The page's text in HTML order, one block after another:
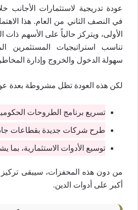
في النصف الثاني من العام. هذا
الأولى، ويتركز حالياً على الأسهم ذات
تناسب استراتيجيات
سهولة الدخول والخروج وإدارة
لكن هذه العودة تظل مشروطة بعدة
تسريع برنامج الطروحات
طرح شركات جديدة بقطاعات
توسيع الأدوات الاستثمارية، بما
من دون هذه المحفزات، سيبقى تركيز
أكبر على أدوات الدين.